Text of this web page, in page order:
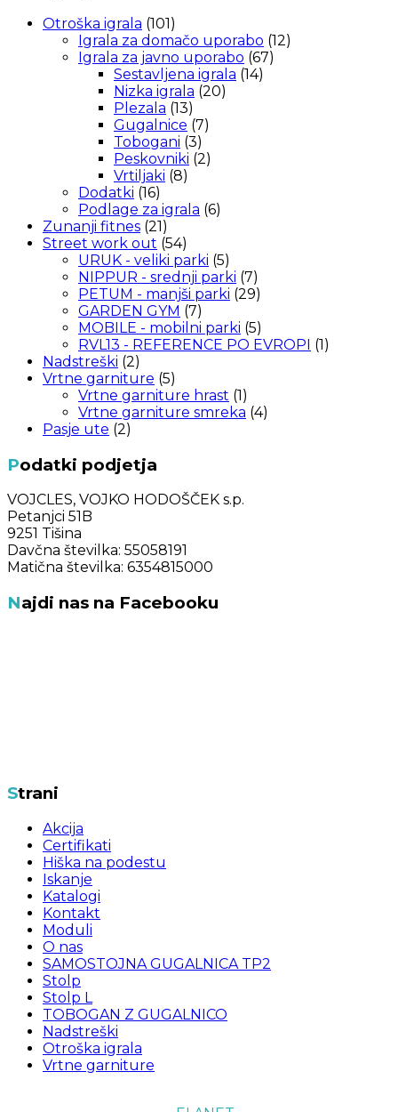
Otroška igrala (101)
Igrala za domačo uporabo (12)
Igrala za javno uporabo (67)
Sestavljena igrala (14)
Nizka igrala (20)
Plezala (13)
Gugalnice (7)
Tobogani (3)
Peskovniki (2)
Vrtiljaki (8)
Dodatki (16)
Podlage za igrala (6)
Zunanji fitnes (21)
Street work out (54)
URUK - veliki parki (5)
NIPPUR - srednji parki (7)
PETUM - manjši parki (29)
GARDEN GYM (7)
MOBILE - mobilni parki (5)
RVL13 - REFERENCE PO EVROPI (1)
Nadstreški (2)
Vrtne garniture (5)
Vrtne garniture hrast (1)
Vrtne garniture smreka (4)
Pasje ute (2)
Podatki podjetja
VOJCLES, VOJKO HODOŠČEK s.p.
Petanjci 51B
9251 Tišina
Davčna številka: 55058191
Matična številka: 6354815000
Najdi nas na Facebooku
Strani
Akcija
Certifikati
Hiška na podestu
Iskanje
Katalogi
Kontakt
Moduli
O nas
SAMOSTOJNA GUGALNICA TP2
Stolp
Stolp L
TOBOGAN Z GUGALNICO
Nadstreški
Otroška igrala
Vrtne garniture